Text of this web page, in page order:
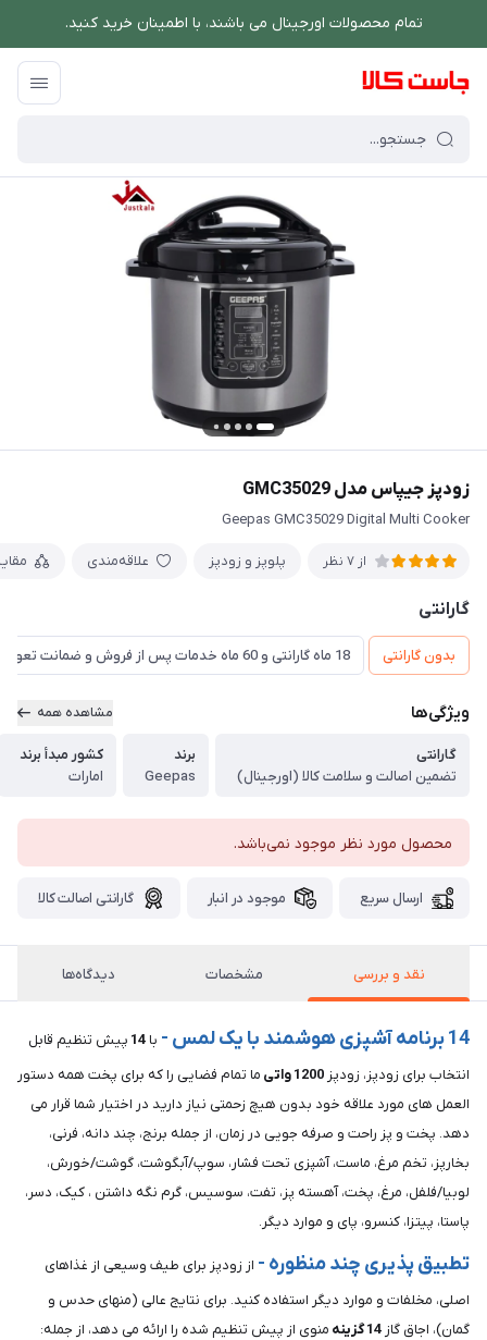
تمام محصولات اورجینال می باشند، با اطمینان خرید کنید.
فروشگاه اینترنتی جاست کالا
زودپز جیپاس مدل GMC35029
Geepas GMC35029 Digital Multi Cooker
از 7 نظر پلوپز و زودپز علاقه‌مندی
گارانتی
بدون گارانتی 18 ماه گارانتی و 60 ماه خدمات پس از فروش و ضمانت تعویض
ویژگی‌ها مشاهده همه
گارانتی
تضمین اصالت و سلامت کالا (اورجینال)
برند
Geepas
کشور مبدأ برند
امارات
محصول مورد نظر موجود نمی‌باشد.
ارسال سریع موجود در انبار گارانتی اصالت کالا
نقد و بررسی مشخصات دیدگاه‌ها
14 برنامه آشپزی هوشمند با یک لمس - با 14 پیش تنظیم قابل
انتخاب برای زودپز، زودپز 1200واتی ما تمام فضایی را که برای پخت همه دستور
العمل های مورد علاقه خود بدون هیچ زحمتی نیاز دارید در اختیار شما قرار می
دهد. پخت و پز راحت و صرفه جویی در زمان، از جمله برنج، چند دانه، فرنی،
بخارپز، تخم مرغ، ماست، آشپزی تحت فشار، سوپ/آبگوشت، گوشت/خورش،
لوبیا/فلفل، مرغ، پخت، آهسته پز، تفت، سوسیس، گرم نگه داشتن ، کیک، دسر،
پاستا، پیتزا، کنسرو، پای و موارد دیگر.
تطبیق پذیری چند منظوره - از زودپز برای طیف وسیعی از غذاهای
اصلی، مخلفات و موارد دیگر استفاده کنید. برای نتایج عالی (منهای حدس و
گمان)، اجاق گاز 14گزینه منوی از پیش تنظیم شده را ارائه می دهد، از جمله: